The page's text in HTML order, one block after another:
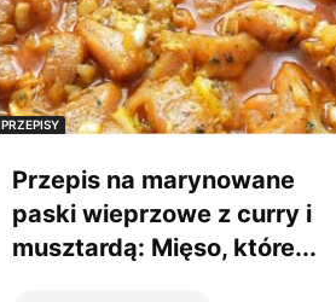
PRZEPISY
Przepis na marynowane
paski wieprzowe z curry i
musztardą: Mięso, które...